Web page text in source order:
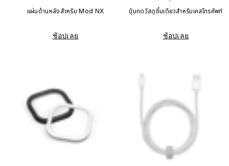
แผ่นด้านหลังสำหรับ Mod NX
ช้อปเลย
ปุ่มกดวัสดุชิ้นเดียวสำหรับเคสโทรศัพท์
ช้อปเลย